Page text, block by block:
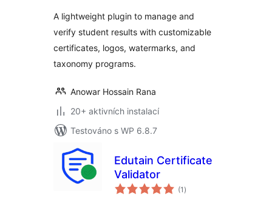
A lightweight plugin to manage and
verify student results with customizable
certificates, logos, watermarks, and
taxonomy programs.
Anowar Hossain Rana
20+ aktivních instalací
Testováno s WP 6.8.7
Edutain Certificate
Validator
(1 celkové
hodnocení
)